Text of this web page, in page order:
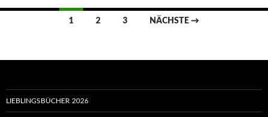
Beitragsnavigation
1 2 3 NÄCHSTE →
LIEBLINGSBÜCHER 2026